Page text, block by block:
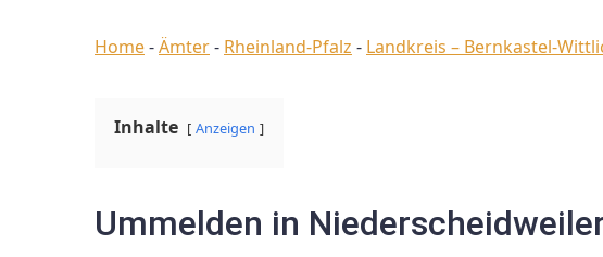
Home-Ämter- Rheinland-Pfalz - Landkreis – Bernkastel-
Inhalte Anzeigen
Ummelden in